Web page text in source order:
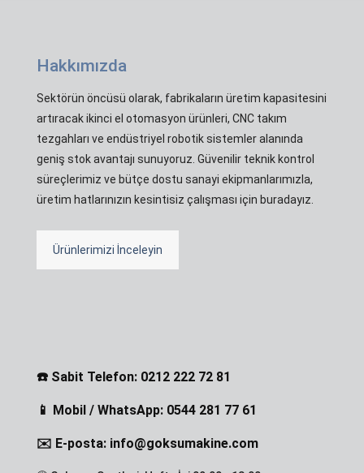
Hakkımızda
Sektörün öncüsü olarak, fabrikaların üretim kapasitesini
artıracak ikinci el otomasyon ürünleri, CNC takım
tezgahları ve endüstriyel robotik sistemler alanında
geniş stok avantajı sunuyoruz. Güvenilir teknik kontrol
süreçlerimiz ve bütçe dostu sanayi ekipmanlarımızla,
üretim hatlarınızın kesintisiz çalışması için buradayız.
Ürünlerimizi İnceleyin
☎️ Sabit Telefon: 0212 222 72 81
📱 Mobil / WhatsApp: 0544 281 77 61
✉️ E-posta: info@goksumakine.com